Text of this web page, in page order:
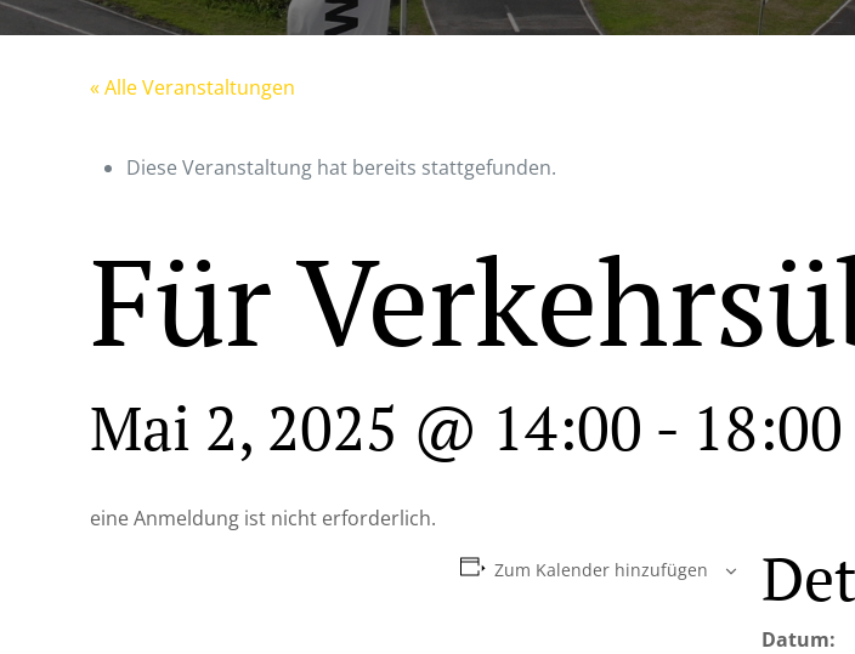
« Alle Veranstaltungen
Diese Veranstaltung hat bereits stattgefunden.
Für
Mai 2, 2025 @ 14:00 - 18:00
eine Anmeldung ist nicht erforderlich.
Zum Kalender hinzufügen
Datum: